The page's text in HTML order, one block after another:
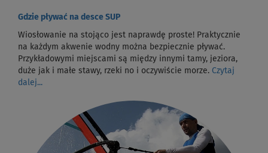
Gdzie pływać na desce SUP
Wiosłowanie na stojąco jest naprawdę proste! Praktycznie
na każdym akwenie wodny można bezpiecznie pływać.
Przykładowymi miejscami są między innymi tamy, jeziora,
duże jak i małe stawy, rzeki no i oczywiście morze. Czytaj
dalej...